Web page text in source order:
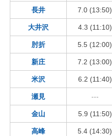
長井 7.0 (13:50)
大井沢 4.3 (11:10)
肘折 5.5 (12:00)
新庄 7.2 (13:00)
米沢 6.2 (11:40)
瀬見 ---
金山 5.9 (11:50)
高峰 5.4 (14:30)